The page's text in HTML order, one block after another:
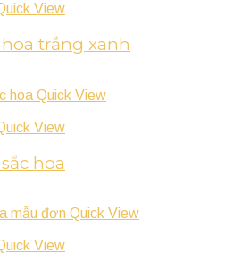
View
trắng xanh
Quick View
View
hoa
Quick View
View